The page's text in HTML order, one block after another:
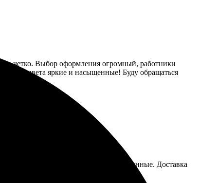
четко. Выбор оформления огромный, работники
цвета яркие и насыщенные! Буду обращаться
меня порадовало, цвета яркие и насыщенные. Доставка